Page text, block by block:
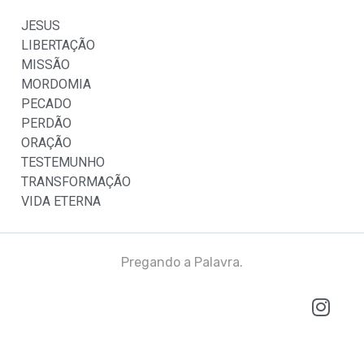
JESUS
LIBERTAÇÃO
MISSÃO
MORDOMIA
PECADO
PERDÃO
ORAÇÃO
TESTEMUNHO
TRANSFORMAÇÃO
VIDA ETERNA
Pregando a Palavra.